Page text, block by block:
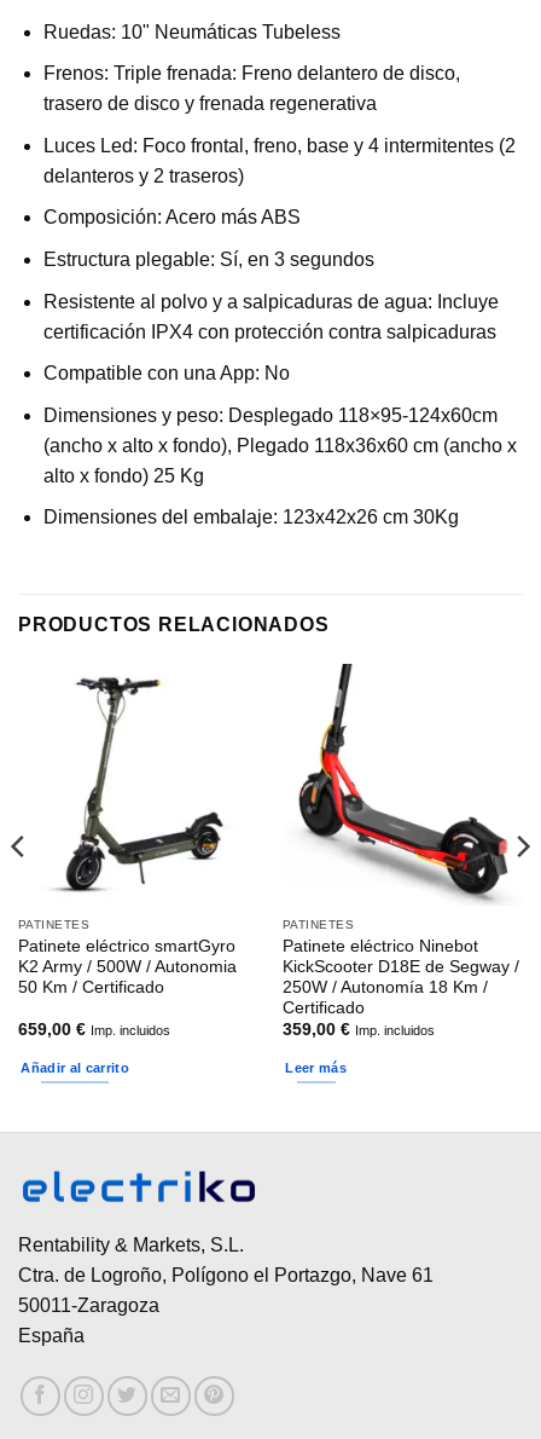
Ruedas: 10" Neumáticas Tubeless
Frenos: Triple frenada: Freno delantero de disco,
trasero de disco y frenada regenerativa
Luces Led: Foco frontal, freno, base y 4 intermitentes (2
delanteros y 2 traseros)
Composición: Acero más ABS
Estructura plegable: Sí, en 3 segundos
Resistente al polvo y a salpicaduras de agua: Incluye
certificación IPX4 con protección contra salpicaduras
Compatible con una App: No
Dimensiones y peso: Desplegado 118×95-124x60cm
(ancho x alto x fondo), Plegado 118x36x60 cm (ancho x
alto x fondo) 25 Kg
Dimensiones del embalaje: 123x42x26 cm 30Kg
PRODUCTOS RELACIONADOS
PATINETES
Patinete eléctrico smartGyro
K2 Army / 500W / Autonomia
50 Km / Certificado
659,00 € Imp. incluidos
Añadir al carrito
PATINETES
Patinete eléctrico Ninebot
KickScooter D18E de Segway /
250W / Autonomía 18 Km /
Certificado
359,00 € Imp. incluidos
Leer más
Rentability & Markets, S.L.
Ctra. de Logroño, Polígono el Portazgo, Nave 61
50011-Zaragoza
España